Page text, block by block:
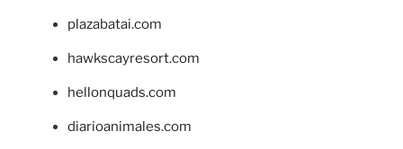
plazabatai.com
hawkscayresort.com
hellonquads.com
diarioanimales.com